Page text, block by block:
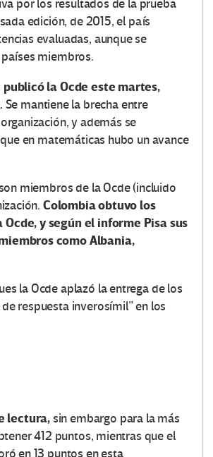
por los resultados de la prueba
edición, de 2015, el país
evaluadas, aunque se
miembros.
la Ocde este martes,
Se mantiene la brecha entre
y además se
en matemáticas hubo un avance
miembros de la Ocde (incluido
Colombia obtuvo los
y según el informe Pisa sus
como Albania,
la Ocde aplazó la entrega de los
respuesta inverosímil” en los
lectura, sin embargo para la más
412 puntos, mientras que el